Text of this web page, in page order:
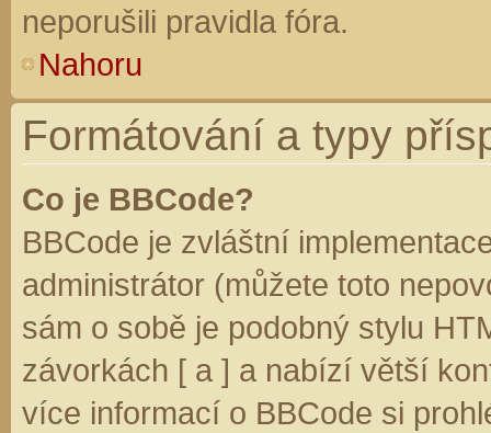
neporušili pravidla fóra.
Nahoru
Formátování a typy
Co je BBCode?
BBCode je zvláštní
administrátor (můžete toto
sám o sobě je podobný stylu
závorkách [ a ] a nabízí větší
více informací o BBCode si